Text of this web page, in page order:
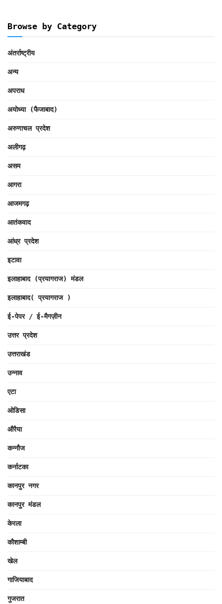
Browse by Category
अंतर्राष्ट्रीय
अन्य
अपराध
अयोध्या (फैजाबाद)
अरुणाचल प्रदेश
अलीगढ़
असम
आगरा
आजमगढ़
आतंकवाद
आंध्र प्रदेश
इटावा
इलाहाबाद (प्रयागराज) मंडल
इलाहाबाद( प्रयागराज )
ई-पेपर / ई-मैगज़ीन
उत्तर प्रदेश
उत्तराखंड
उन्नाव
एटा
ओडिसा
औरैया
कन्नौज
कर्नाटका
कानपुर नगर
कानपुर मंडल
केरला
कौशाम्बी
खेल
गाजियाबाद
गुजरात